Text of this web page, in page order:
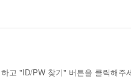
고 "ID/PW 찾기" 버튼을 클릭해주